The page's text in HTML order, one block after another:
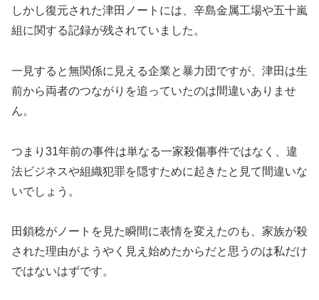
しかし復元された津田ノートには、辛島金属工場や五十嵐
組に関する記録が残されていました。
一見すると無関係に見える企業と暴力団ですが、津田は生
前から両者のつながりを追っていたのは間違いありませ
ん。
つまり31年前の事件は単なる一家殺傷事件ではなく、違
法ビジネスや組織犯罪を隠すために起きたと見て間違いな
いでしょう。
田鎖稔がノートを見た瞬間に表情を変えたのも、家族が殺
された理由がようやく見え始めたからだと思うのは私だけ
ではないはずです。